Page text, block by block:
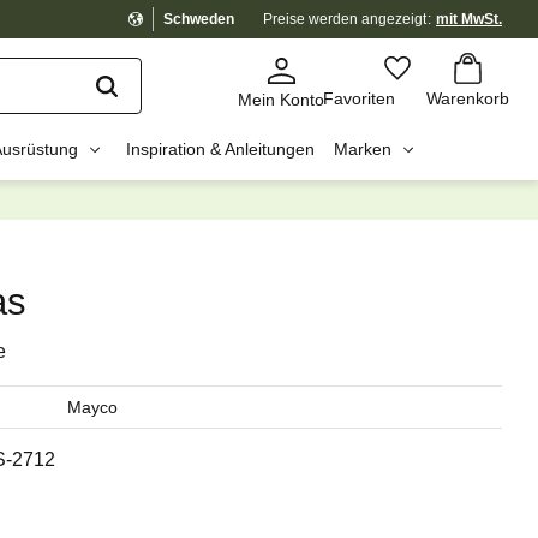
Schweden Preise werden angezeigt mit MwSt.
Mein KontoFavoriten Warenkorb
Favoriten
Warenkorb
Inspiration & Anleitungen Marken
2712
Mayco